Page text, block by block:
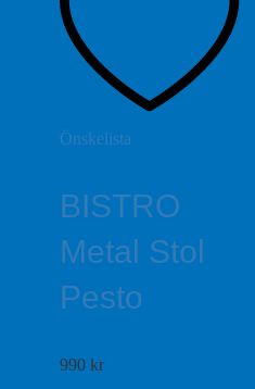
Önskelista
BISTRO
Metal Stol
Pesto
990 kr